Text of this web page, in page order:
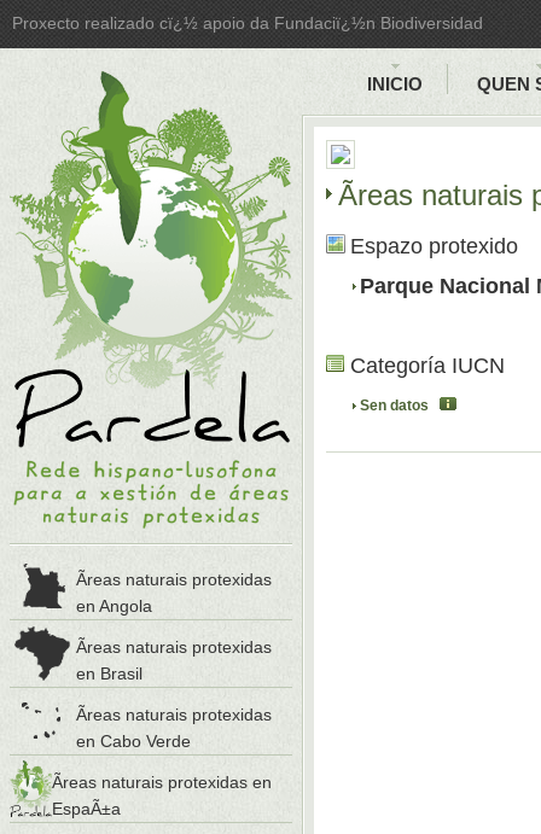
Proxecto realizado cï¿½ apoio da Fundaciï¿½n Biodiversidad
Ãreas naturais protexidas
en Angola
Ãreas naturais protexidas
en Brasil
Ãreas naturais protexidas
en Cabo Verde
Ãreas naturais protexidas en
EspaÃ±a
INICIO QUEN
Ãreas
Espazo protexido
Parque Nacional
Categoría IUCN
Sen datos